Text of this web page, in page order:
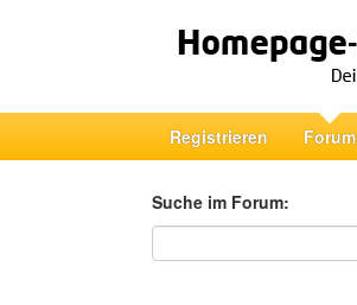
Registrieren Forum
Suche im Forum:
Suche im Forum